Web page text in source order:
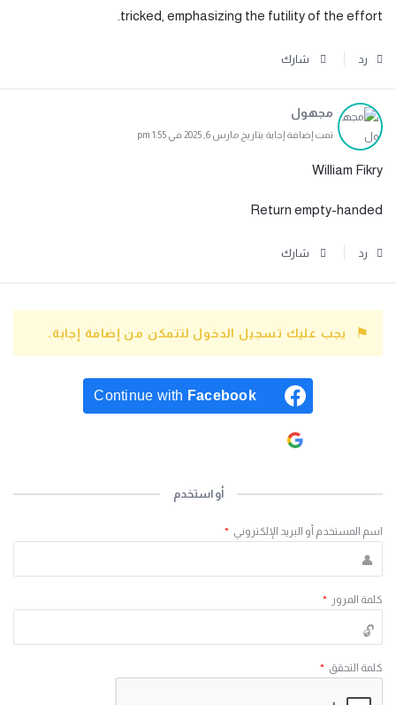
tricked, emphasizing the futility of the effort.
رد شارك
مجهول
تمت إضافة إجابة بتاريخ مارس 6, 2025 في 1:55 pm
William Fikry
Return empty-handed
رد شارك
يجب عليك تسجيل الدخول لتتمكن من إضافة إجابة.
Continue with Facebook
أو استخدم
اسم المستخدم أو البريد الإلكتروني *
كلمة المرور *
كلمة التحقق *